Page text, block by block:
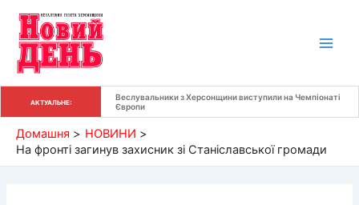
вмісту
АКТУАЛЬНЕ:
Веслувальники з Херсонщини виступили на Чемпіонаті
Європи
Домашня
НОВИНИ
На фронті загинув захисник зі Станіславської громади